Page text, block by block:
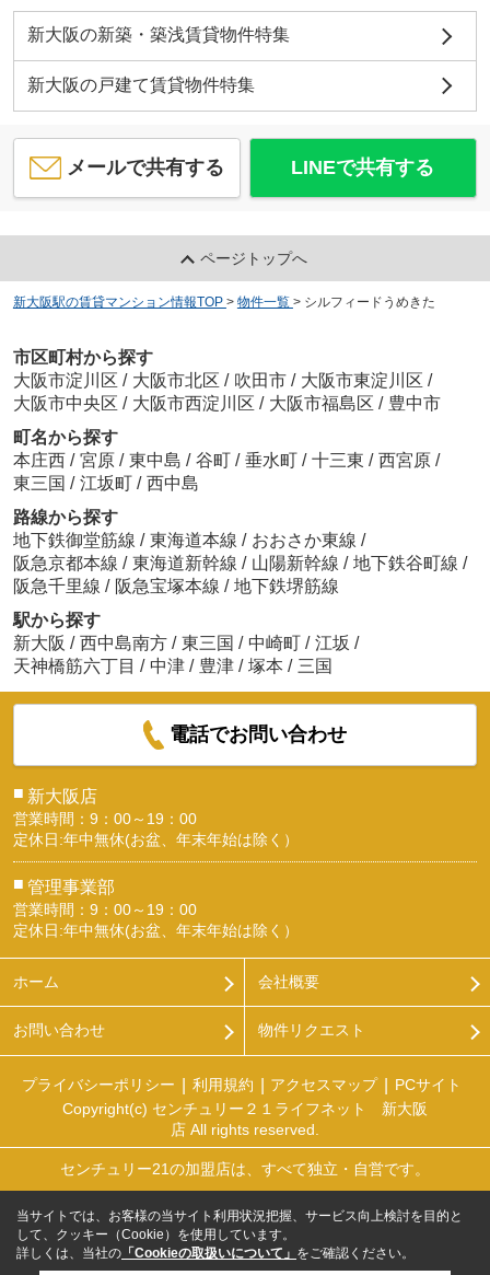
新大阪の新築・築浅賃貸物件特集
新大阪の戸建て賃貸物件特集
メールで共有する LINEで共有する
ページトップへ
新大阪駅の賃貸マンション情報TOP > 物件一覧 > シルフィードうめきた
市区町村から探す
大阪市淀川区 / 大阪市北区 / 吹田市 / 大阪市東淀川区 /
大阪市中央区 / 大阪市西淀川区 / 大阪市福島区 / 豊中市
町名から探す
本庄西 / 宮原 / 東中島 / 谷町 / 垂水町 / 十三東 / 西宮原 /
東三国 / 江坂町 / 西中島
路線から探す
地下鉄御堂筋線 / 東海道本線 / おおさか東線 /
阪急京都本線 / 東海道新幹線 / 山陽新幹線 / 地下鉄谷町線 /
阪急千里線 / 阪急宝塚本線 / 地下鉄堺筋線
駅から探す
新大阪 / 西中島南方 / 東三国 / 中崎町 / 江坂 /
天神橋筋六丁目 / 中津 / 豊津 / 塚本 / 三国
電話でお問い合わせ
■ 新大阪店
営業時間：9：00～19：00
定休日:年中無休(お盆、年末年始は除く）
■ 管理事業部
営業時間：9：00～19：00
定休日:年中無休(お盆、年末年始は除く）
ホーム 会社概要
お問い合わせ 物件リクエスト
プライバシーポリシー 利用規約 アクセスマップ
PCサイト
Copyright(c) センチュリー２１ライフネット 新大阪
店 All rights reserved.
センチュリー21の加盟店は、すべて独立・自営です。
当サイトでは、お客様の当サイト利用状況把握、サービス向上検討を目的と
して、クッキー（Cookie）を使用しています。
詳しくは、当社の 「Cookieの取扱いについて」 をご確認ください。